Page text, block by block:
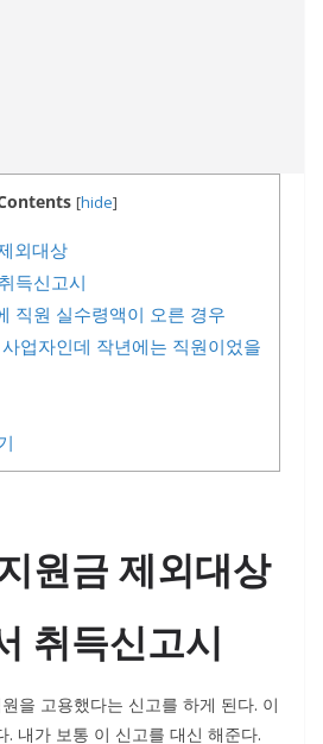
[hide]
외대상
득신고시
직원 실수령액이 오른 경우
업자인데 작년에는 직원이었을
원금 제외대상
취득신고시
을 고용했다는 신고를 하게 된다. 이
. 내가 보통 이 신고를 대신 해준다.